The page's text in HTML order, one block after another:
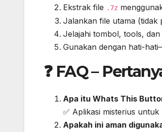
Ekstrak file .7z
Jalankan file utama (tidak
Jelajahi tombol, tools,
Gunakan dengan hati-
❓ FAQ –
Apa itu Whats This
✅ Aplikasi misterius
Apakah ini aman